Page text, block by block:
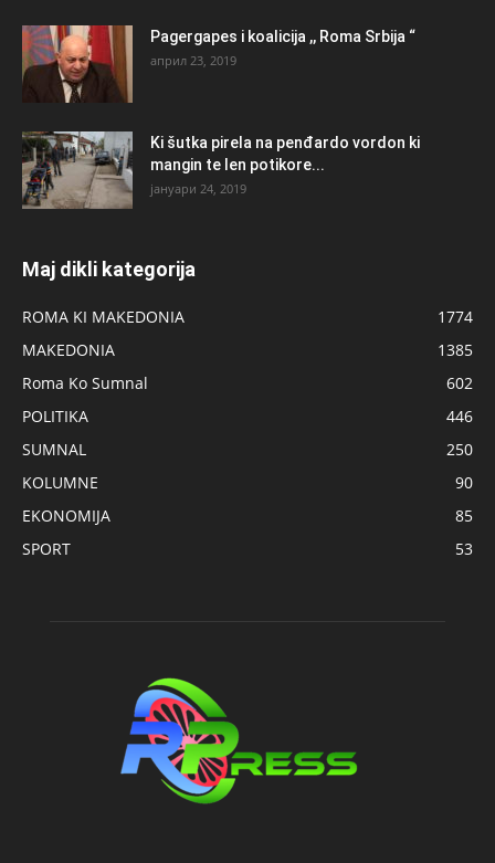
Pagergapes i koalicija ,, Roma Srbija “
април 23, 2019
Ki šutka pirela na penđardo vordon ki
mangin te len potikore...
јануари 24, 2019
Maj dikli kategorija
ROMA KI MAKEDONIA
1774
MAKEDONIA
1385
Roma Ko Sumnal
602
POLITIKA
446
SUMNAL
250
KOLUMNE
90
EKONOMIJA
85
SPORT
53